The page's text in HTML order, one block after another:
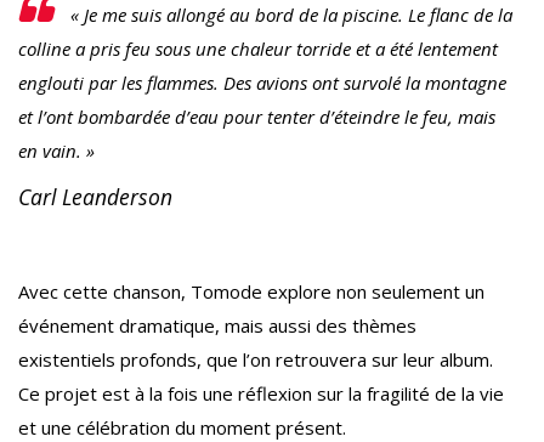
« Je me suis allongé au bord de la piscine. Le flanc de la
colline a pris feu sous une chaleur torride et a été lentement
englouti par les flammes. Des avions ont survolé la montagne
et l’ont bombardée d’eau pour tenter d’éteindre le feu, mais
en vain. »
Carl Leanderson
Avec cette chanson, Tomode explore non seulement un
événement dramatique, mais aussi des thèmes
existentiels profonds, que l’on retrouvera sur leur album.
Ce projet est à la fois une réflexion sur la fragilité de la vie
et une célébration du moment présent.